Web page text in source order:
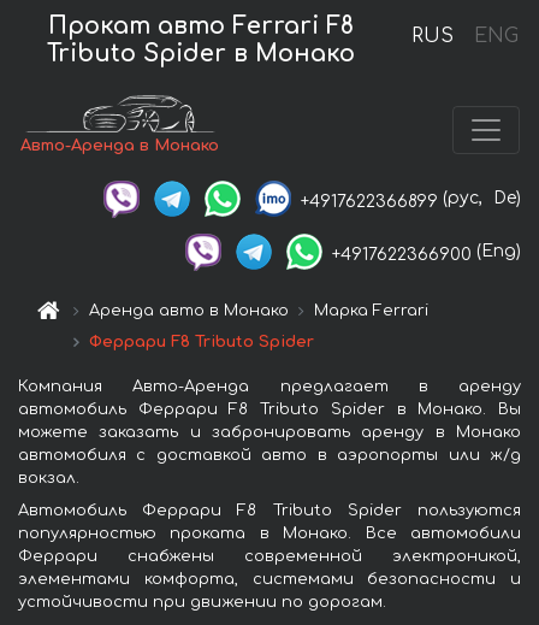
RUS ENG
Прокат авто Ferrari F8
Tributo Spider в Монако
Авто-Аренда в Монако
+4917622366899 (рус, De)
+4917622366900 (Eng)
Аренда авто в Монако
Марка Ferrari
Феррари F8 Tributo Spider
Компания Авто-Аренда предлагает в аренду
автомобиль Феррари F8 Tributo Spider в Монако. Вы
можете заказать и забронировать аренду в Монако
автомобиля с доставкой авто в аэропорты или ж/д
вокзал.
Автомобиль Феррари F8 Tributo Spider пользуются
популярностью проката в Монако. Все автомобили
Феррари снабжены современной электроникой,
элементами комфорта, системами безопасности и
устойчивости при движении по дорогам.